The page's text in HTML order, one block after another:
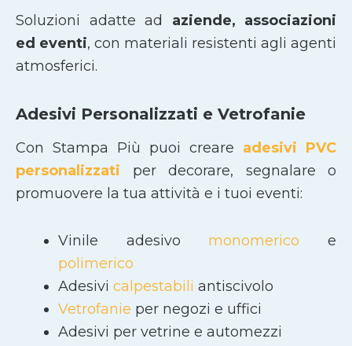
Soluzioni adatte ad aziende, associazioni
ed eventi, con materiali resistenti agli agenti
atmosferici.
Adesivi Personalizzati e Vetrofanie
Con Stampa Più puoi creare adesivi PVC
personalizzati per decorare, segnalare o
promuovere la tua attività e i tuoi eventi:
Vinile adesivo monomerico e
polimerico
Adesivi calpestabili antiscivolo
Vetrofanie per negozi e uffici
Adesivi per vetrine e automezzi